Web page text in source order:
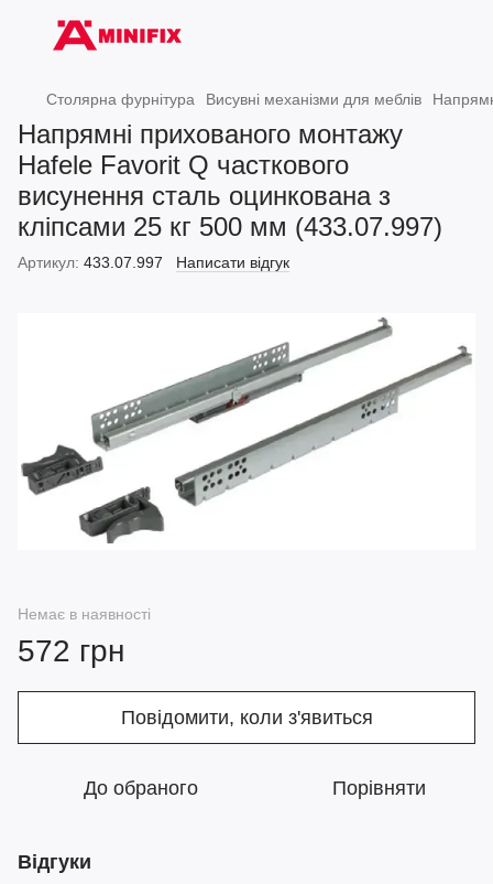
Столярна фурнітура Висувні механізми для меблів
Напрямні прихованого монтажу
Hafele Favorit Q часткового
висунення сталь оцинкована з
кліпсами 25 кг 500 мм (433.07.997)
Артикул: 433.07.997 Написати відгук
Немає в наявності
572 грн
Повідомити, коли з'явиться
До обраного Порівняти
Відгуки